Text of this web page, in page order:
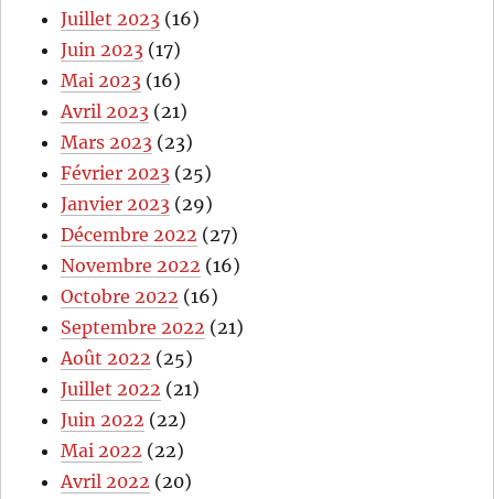
Juillet 2023 (16)
Juin 2023 (17)
Mai 2023 (16)
Avril 2023 (21)
Mars 2023 (23)
Février 2023 (25)
Janvier 2023 (29)
Décembre 2022 (27)
Novembre 2022 (16)
Octobre 2022 (16)
Septembre 2022 (21)
Août 2022 (25)
Juillet 2022 (21)
Juin 2022 (22)
Mai 2022 (22)
Avril 2022 (20)